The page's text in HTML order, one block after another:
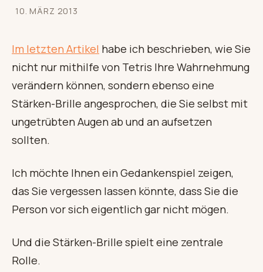
10. MÄRZ 2013
Im letzten Artikel habe ich beschrieben, wie Sie
nicht nur mithilfe von Tetris Ihre Wahrnehmung
verändern können, sondern ebenso eine
Stärken-Brille angesprochen, die Sie selbst mit
ungetrübten Augen ab und an aufsetzen
sollten.
Ich möchte Ihnen ein Gedankenspiel zeigen,
das Sie vergessen lassen könnte, dass Sie die
Person vor sich eigentlich gar nicht mögen.
Und die Stärken-Brille spielt eine zentrale
Rolle.